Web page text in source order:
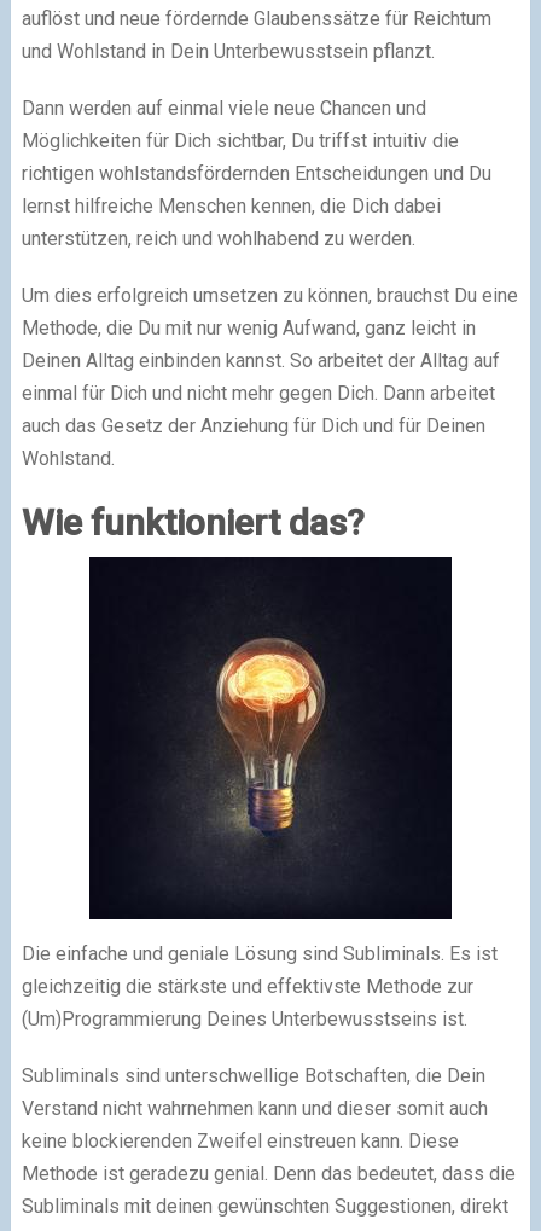
auflöst und neue fördernde Glaubenssätze für Reichtum
und Wohlstand in Dein Unterbewusstsein pflanzt.
Dann werden auf einmal viele neue Chancen und
Möglichkeiten für Dich sichtbar, Du triffst intuitiv die
richtigen wohlstandsfördernden Entscheidungen und Du
lernst hilfreiche Menschen kennen, die Dich dabei
unterstützen, reich und wohlhabend zu werden.
Um dies erfolgreich umsetzen zu können, brauchst Du eine
Methode, die Du mit nur wenig Aufwand, ganz leicht in
Deinen Alltag einbinden kannst. So arbeitet der Alltag auf
einmal für Dich und nicht mehr gegen Dich. Dann arbeitet
auch das Gesetz der Anziehung für Dich und für Deinen
Wohlstand.
Wie funktioniert das?
Die einfache und geniale Lösung sind Subliminals. Es ist
gleichzeitig die stärkste und effektivste Methode zur
(Um)Programmierung Deines Unterbewusstseins ist.
Subliminals sind unterschwellige Botschaften, die Dein
Verstand nicht wahrnehmen kann und dieser somit auch
keine blockierenden Zweifel einstreuen kann. Diese
Methode ist geradezu genial. Denn das bedeutet, dass die
Subliminals mit deinen gewünschten Suggestionen, direkt